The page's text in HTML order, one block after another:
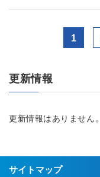
1
更新情報
更新情報はありません。
サイトマップ